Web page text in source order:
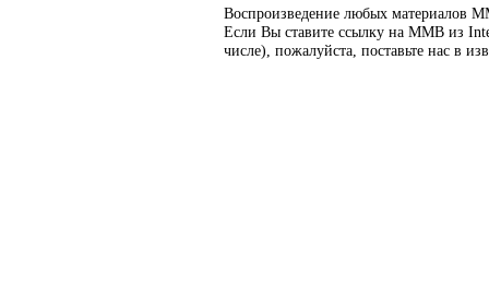
Воспроизведение любых материалов
Если Вы ставите ссылку на ММВ из
числе), пожалуйста, поставьте нас в